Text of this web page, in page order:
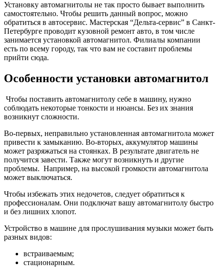
Установку автомагнитолы не так просто бывает выполнить
самостоятельно. Чтобы решить данный вопрос, можно
обратиться в автосервис. Мастерская “Дельта-сервис” в Санкт-
Петербурге проводит кузовной ремонт авто, в том числе
занимается установкой автомагнитол. Филиалы компании
есть по всему городу, так что вам не составит проблемы
прийти сюда.
Особенности установки автомагнитол
Чтобы поставить автомагнитолу себе в машину, нужно
соблюдать некоторые тонкости и нюансы. Без их знания
возникнут сложности.
Во-первых, неправильно установленная автомагнитола может
привести к замыканию. Во-вторых, аккумулятор машины
может разряжаться на стоянках. В результате двигатель не
получится завести. Также могут возникнуть и другие
проблемы. Например, на высокой громкости автомагнитола
может выключаться.
Чтобы избежать этих недочетов, следует обратиться к
профессионалам. Они подключат вашу автомагнитолу быстро
и без лишних хлопот.
Устройство в машине для прослушивания музыки может быть
разных видов:
встраиваемым;
стационарным.